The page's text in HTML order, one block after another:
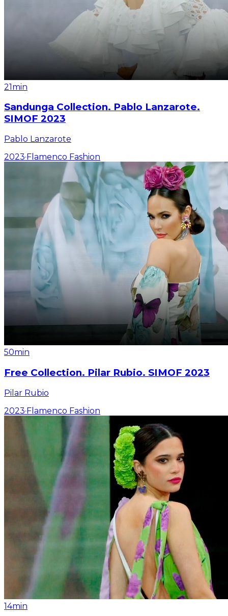
21min
Sandunga Collection. Pablo Lanzarote.
SIMOF 2023
Pablo Lanzarote
2023·Flamenco Fashion
50min
Free Collection. Pilar Rubio. SIMOF 2023
Pilar Rubio
2023·Flamenco Fashion
14min